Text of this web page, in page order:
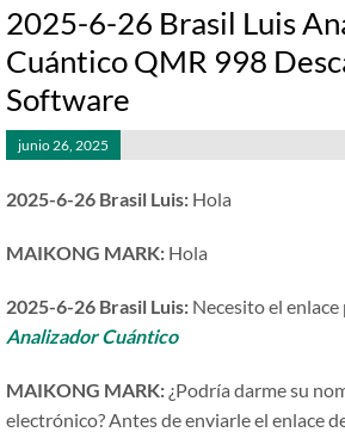
2025-6-26 Brasil Luis
Cuántico QMR 998
Software
junio 26, 2025
2025-6-26 Brasil Luis: Hola
MAIKONG MARK: Hola
2025-6-26 Brasil Luis: Necesito el
Analizador Cuántico
MAIKONG MARK: ¿Podría darme su
electrónico? Antes de enviarle el enlace